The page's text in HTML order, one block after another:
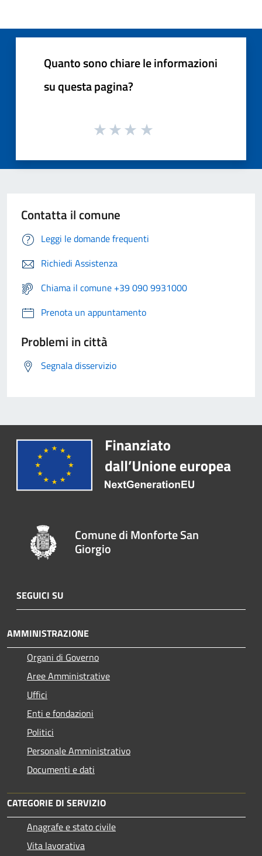
Quanto sono chiare le informazioni
su questa pagina?
Contatta il comune
Leggi le domande frequenti
Richiedi Assistenza
Chiama il comune +39 090 9931000
Prenota un appuntamento
Problemi in città
Segnala disservizio
Comune di Monforte San
Giorgio
SEGUICI SU
AMMINISTRAZIONE
Organi di Governo
Aree Amministrative
Uffici
Enti e fondazioni
Politici
Personale Amministrativo
Documenti e dati
CATEGORIE DI SERVIZIO
Anagrafe e stato civile
Vita lavorativa